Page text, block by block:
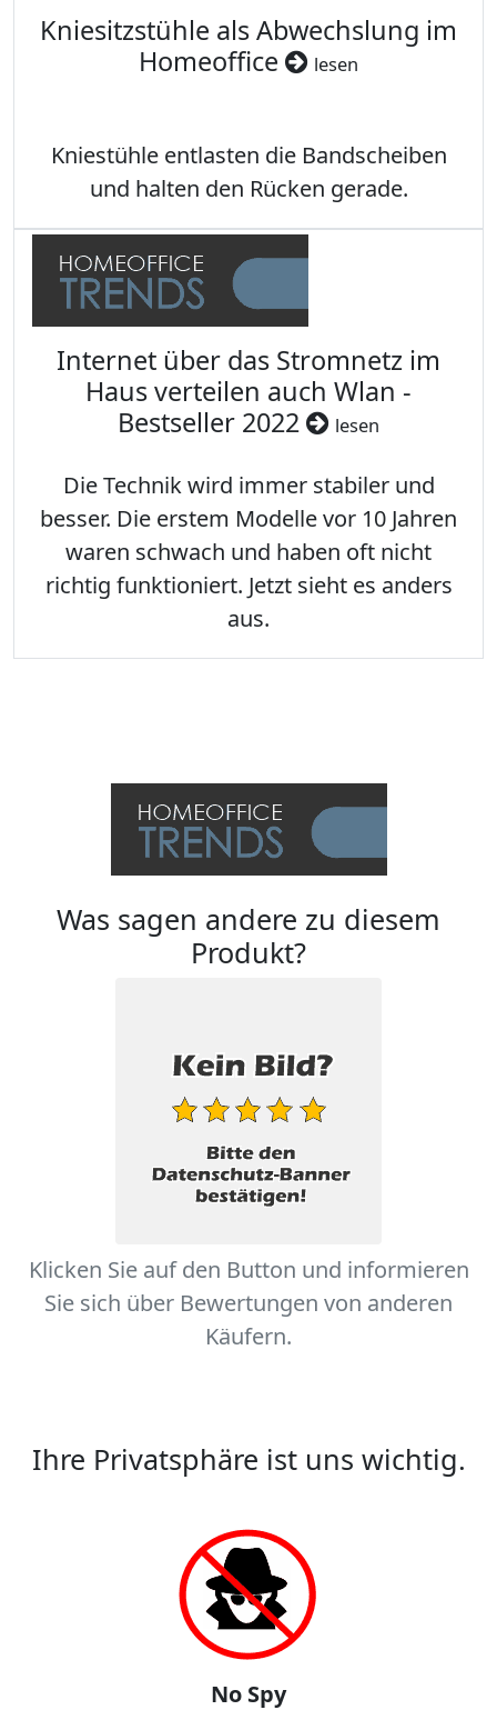
Kniesitzstühle als Abwechslung im
Homeoffice
lesen
Kniestühle entlasten die Bandscheiben
und halten den Rücken gerade.
Internet über das Stromnetz im
Haus verteilen auch Wlan -
Bestseller 2022
lesen
Die Technik wird immer stabiler und
besser. Die erstem Modelle vor 10 Jahren
waren schwach und haben oft nicht
richtig funktioniert. Jetzt sieht es anders
aus.
Was sagen andere zu diesem
Produkt?
Klicken Sie auf den Button und informieren
Sie sich über Bewertungen von anderen
Käufern.
Ihre Privatsphäre ist uns wichtig.
No Spy